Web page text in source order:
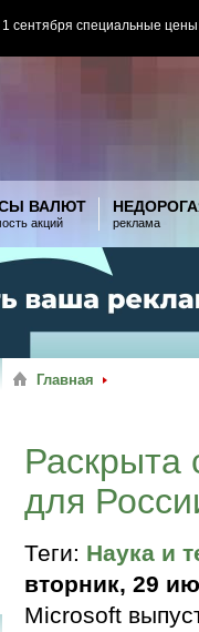
сентября специальные
ВАЛЮТ
акций реклама
Главная
Раскрыта
для
Теги: Наука и
вторник, 29
Microsoft